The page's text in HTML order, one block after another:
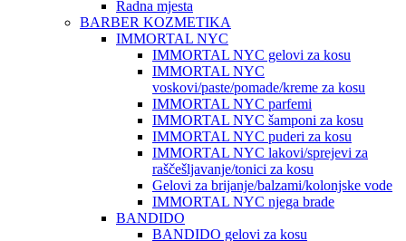
Radna mjesta
BARBER KOZMETIKA
IMMORTAL NYC
IMMORTAL NYC gelovi za kosu
IMMORTAL NYC
voskovi/paste/pomade/kreme za kosu
IMMORTAL NYC parfemi
IMMORTAL NYC šamponi za kosu
IMMORTAL NYC puderi za kosu
IMMORTAL NYC lakovi/sprejevi za
raščešljavanje/tonici za kosu
Gelovi za brijanje/balzami/kolonjske vode
IMMORTAL NYC njega brade
BANDIDO
BANDIDO gelovi za kosu